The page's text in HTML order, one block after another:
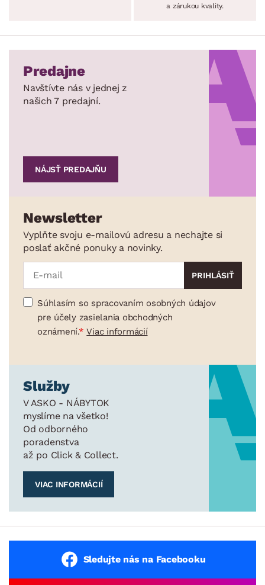
a zárukou kvality.
Predajne
Navštívte nás v jednej z
našich 7 predajní.
NÁJSŤ PREDAJŇU
Newsletter
Vyplňte svoju e-mailovú adresu a nechajte si
poslať akčné ponuky a novinky.
Súhlasím so spracovaním osobných údajov
pre účely zasielania obchodných
oznámení.
Viac informácií
Služby
V ASKO - NÁBYTOK
myslíme na všetko!
Od odborného
poradenstva
až po Click & Collect.
VIAC INFORMÁCIÍ
Sledujte nás na Facebooku